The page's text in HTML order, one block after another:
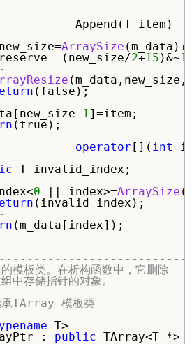
item)
ArraySize (m_data)+
=(new_size/2+15 )&~
(false);
1]=item;
(true);
operator []( int
T invalid_index;
0 || index>=ArraySize
(invalid_index);
(m_data[index]);
的模板类。在析构函数
组中存储指针的对象
继承TArray 模板类
: public TArray<T *>